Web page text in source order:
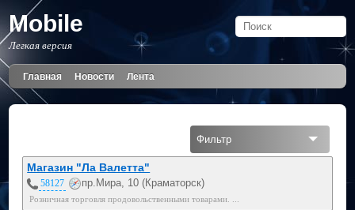
Mobile
Легкая версия
Главная Новости Лента
Фильтр
Магазин "Ла Валетта"
58127 пр.Мира, 10 (Краматорск)
Розничная торговля продовольственными товарами. ...